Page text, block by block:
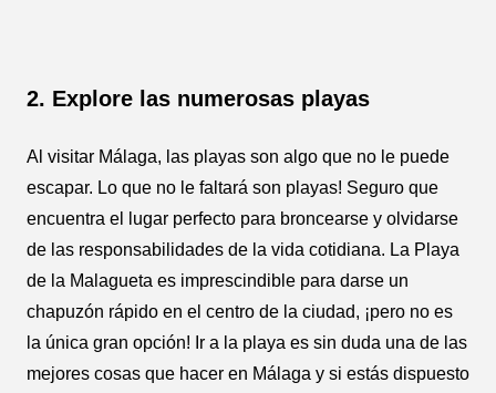
2. Explore las numerosas playas
Al visitar Málaga, las playas son algo que no le puede
escapar. Lo que no le faltará son playas! Seguro que
encuentra el lugar perfecto para broncearse y olvidarse
de las responsabilidades de la vida cotidiana. La Playa
de la Malagueta es imprescindible para darse un
chapuzón rápido en el centro de la ciudad, ¡pero no es
la única gran opción! Ir a la playa es sin duda una de las
mejores cosas que hacer en Málaga y si estás dispuesto